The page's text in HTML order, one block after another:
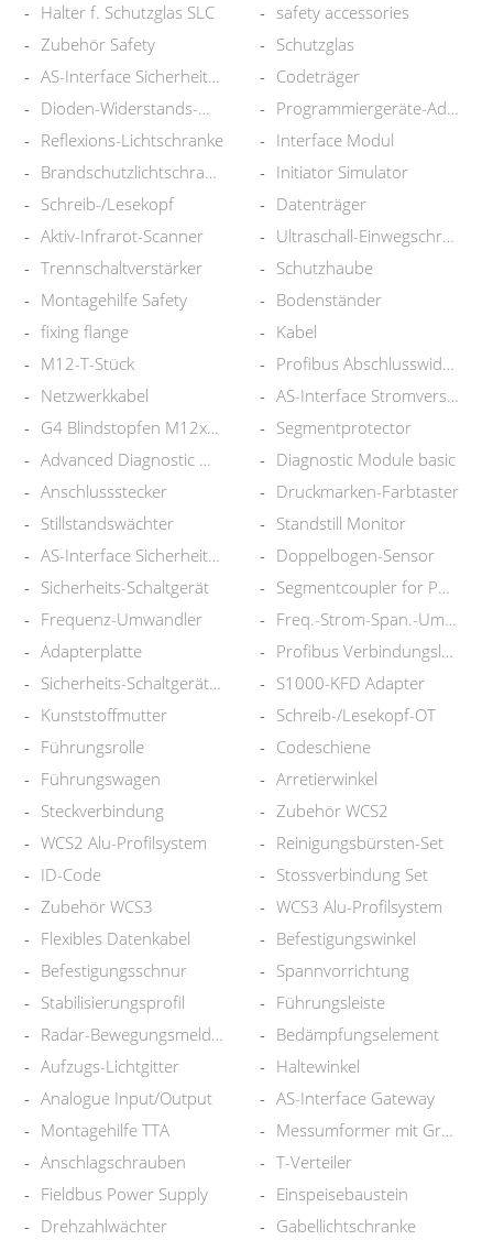
Halter f. Schutzglas SLC
safety accessories
Zubehör Safety
Schutzglas
AS-Interface Sicherheitsmonito
Codeträger
Dioden-Widerstands-Modul
Programmiergeräte-Adapter
Reflexions-Lichtschranke
Interface Modul
Brandschutzlichtschranke
Initiator Simulator
Schreib-/Lesekopf
Datenträger
Aktiv-Infrarot-Scanner
Ultraschall-Einwegschranke
Trennschaltverstärker
Schutzhaube
Montagehilfe Safety
Bodenständer
fixing flange
Kabel
M12-T-Stück
Profibus Abschlusswiderstand
Netzwerkkabel
AS-Interface Stromversorgung
G4 Blindstopfen M12x1,5
Segmentprotector
Advanced Diagnostic Modul
Diagnostic Module basic
Anschlussstecker
Druckmarken-Farbtaster
Stillstandswächter
Standstill Monitor
AS-Interface Sicherheitsmodul
Doppelbogen-Sensor
Sicherheits-Schaltgerät
Segmentcoupler for Power Hub
Frequenz-Umwandler
Freq.-Strom-Span.-Umsetzer
Adapterplatte
Profibus Verbindungsleitung
Sicherheits-Schaltgerät Modul
S1000-KFD Adapter
Kunststoffmutter
Schreib-/Lesekopf-OT
Führungsrolle
Codeschiene
Führungswagen
Arretierwinkel
Steckverbindung
Zubehör WCS2
WCS2 Alu-Profilsystem
Reinigungsbürsten-Set
ID-Code
Stossverbindung Set
Zubehör WCS3
WCS3 Alu-Profilsystem
Flexibles Datenkabel
Befestigungswinkel
Befestigungsschnur
Spannvorrichtung
Stabilisierungsprofil
Führungsleiste
Radar-Bewegungsmelder
Bedämpfungselement
Aufzugs-Lichtgitter
Haltewinkel
Analogue Input/Output
AS-Interface Gateway
Montagehilfe TTA
Messumformer mit Grenzwert
Anschlagschrauben
T-Verteiler
Fieldbus Power Supply
Einspeisebaustein
Drehzahlwächter
Gabellichtschranke